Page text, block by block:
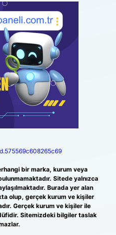
bir marka, kurum veya
Sitede yalnızca
Burada yer alan
olup, gerçek kurum ve kişiler
Gerçek kurum ve kişiler ile
Sitemizdeki bilgiler taslak